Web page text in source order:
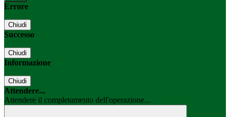
Errore
Chiudi
Successo
Chiudi
Informazione
Chiudi
Attendere...
Attendere il completamento dell'operazione...